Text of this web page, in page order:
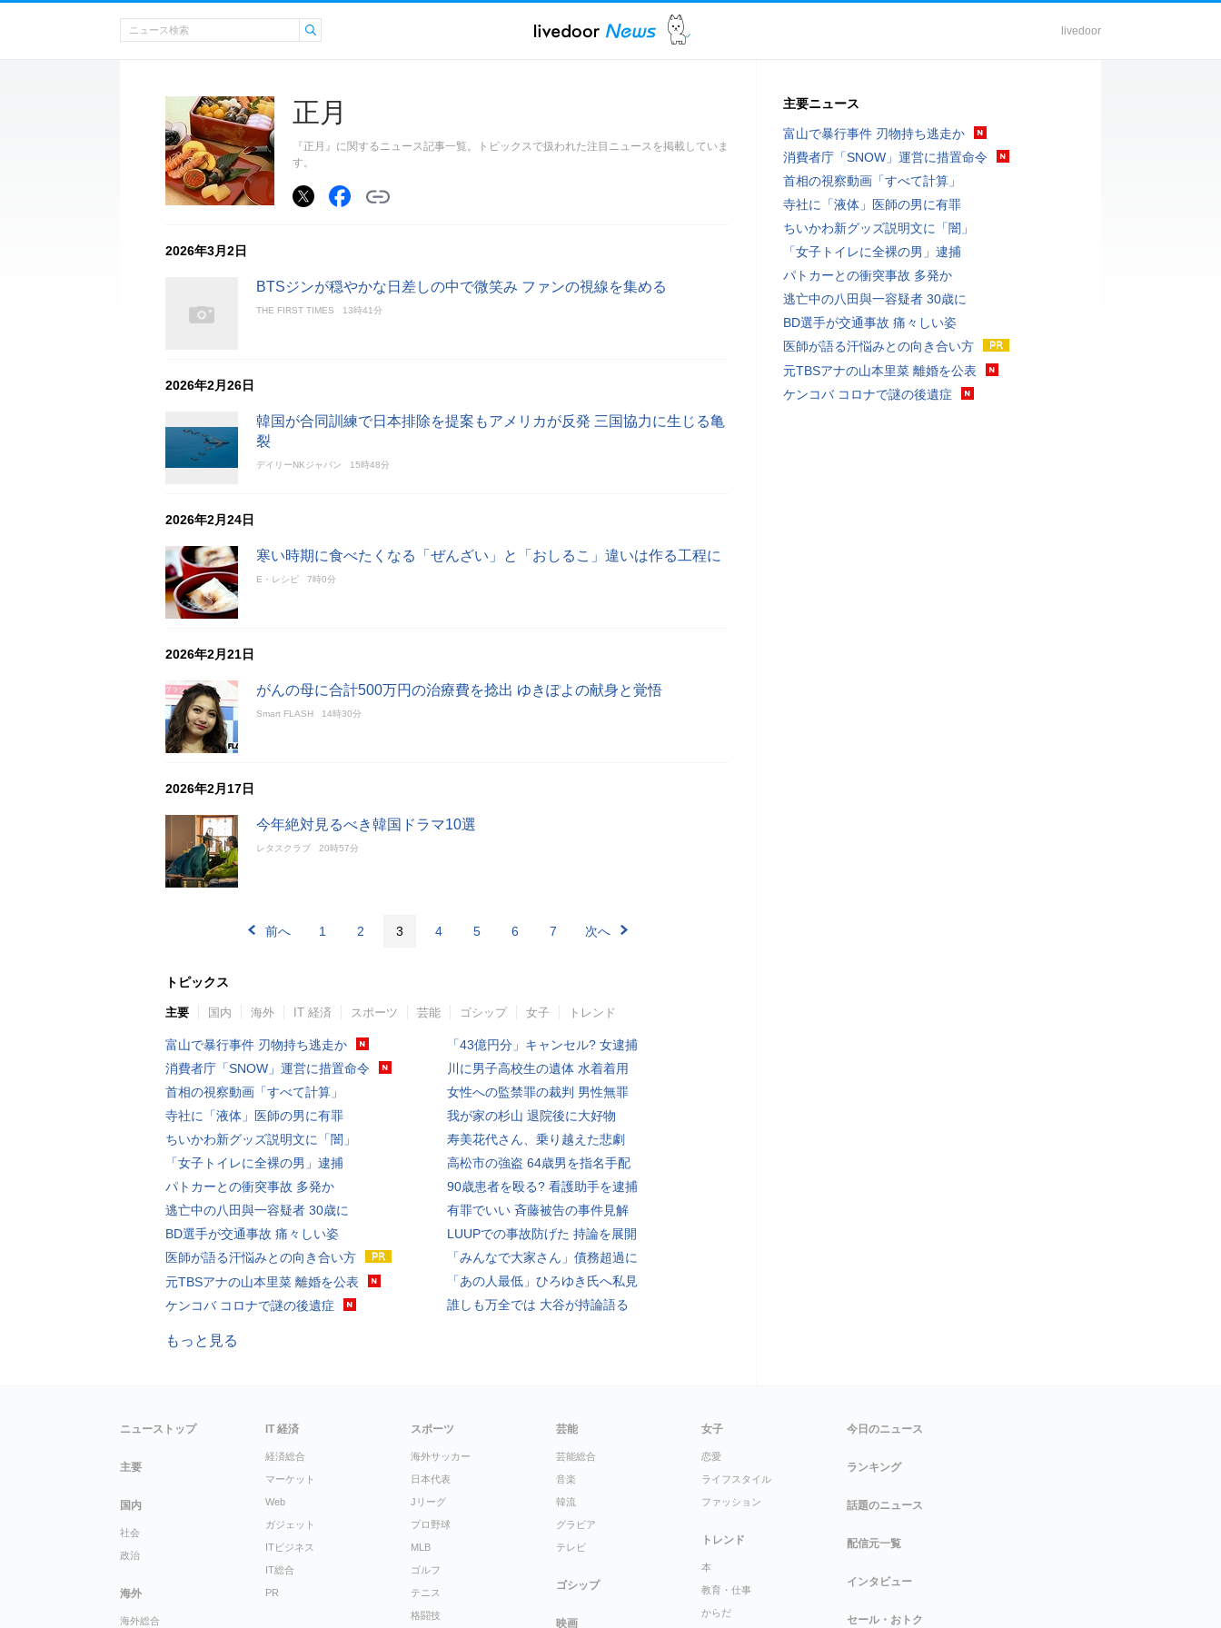
livedoor
正月
『正月』に関するニュース記事一覧。トピックスで扱われた注目ニュースを掲載していま
す。
2026年3月2日
BTSジンが穏やかな日差しの中で微笑み ファンの視線を集める
THE FIRST TIMES 13時41分
2026年2月26日
韓国が合同訓練で日本排除を提案もアメリカが反発 三国協力に生じる亀
裂
デイリーNKジャパン 15時48分
2026年2月24日
寒い時期に食べたくなる「ぜんざい」と「おしるこ」違いは作る工程に
E・レシピ 7時0分
2026年2月21日
がんの母に合計500万円の治療費を捻出 ゆきぽよの献身と覚悟
Smart FLASH 14時30分
2026年2月17日
今年絶対見るべき韓国ドラマ10選
レタスクラブ 20時57分
前へ 1 2 3 4 5 6 7 次へ
トピックス
主要 国内 海外 IT 経済 スポーツ 芸能 ゴシップ 女子 トレンド
富山で暴行事件 刃物持ち逃走か
消費者庁「SNOW」運営に措置命令
首相の視察動画「すべて計算」
寺社に「液体」医師の男に有罪
ちいかわ新グッズ説明文に「闇」
「女子トイレに全裸の男」逮捕
パトカーとの衝突事故 多発か
逃亡中の八田與一容疑者 30歳に
BD選手が交通事故 痛々しい姿
医師が語る汗悩みとの向き合い方
元TBSアナの山本里菜 離婚を公表
ケンコバ コロナで謎の後遺症
「43億円分」キャンセル? 女逮捕
川に男子高校生の遺体 水着着用
女性への監禁罪の裁判 男性無罪
我が家の杉山 退院後に大好物
寿美花代さん、乗り越えた悲劇
高松市の強盗 64歳男を指名手配
90歳患者を殴る? 看護助手を逮捕
有罪でいい 斉藤被告の事件見解
LUUPでの事故防げた 持論を展開
「みんなで大家さん」債務超過に
「あの人最低」ひろゆき氏へ私見
誰しも万全では 大谷が持論語る
もっと見る
主要ニュース
富山で暴行事件 刃物持ち逃走か
消費者庁「SNOW」運営に措置命令
首相の視察動画「すべて計算」
寺社に「液体」医師の男に有罪
ちいかわ新グッズ説明文に「闇」
「女子トイレに全裸の男」逮捕
パトカーとの衝突事故 多発か
逃亡中の八田與一容疑者 30歳に
BD選手が交通事故 痛々しい姿
医師が語る汗悩みとの向き合い方
元TBSアナの山本里菜 離婚を公表
ケンコバ コロナで謎の後遺症
ニューストップ
主要
国内
社会
政治
海外
海外総合
IT 経済
経済総合
マーケット
Web
ガジェット
ITビジネス
IT総合
PR
スポーツ
海外サッカー
日本代表
Jリーグ
プロ野球
MLB
ゴルフ
テニス
格闘技
芸能
芸能総合
音楽
韓流
グラビア
テレビ
ゴシップ
映画
女子
恋愛
ライフスタイル
ファッション
トレンド
本
教育・仕事
からだ
今日のニュース
ランキング
話題のニュース
配信元一覧
インタビュー
セール・おトク